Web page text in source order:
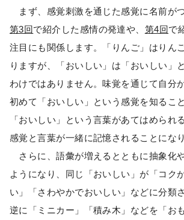
まず、感覚刺激を通じた感覚に名前が
第3回で紹介した感情の発達や、 第4回で
注目にも関係します。「りんご」はりん
りますが、「おいしい」は「おいしい」
わけではありません。味覚を通じて自分
初めて「おいしい」という感覚を知るこ
「おいしい」という言葉があてはめられ
感覚と言葉が一緒に記憶されることになり
さらに、語彙が増えるとともに抽象化
ようになり、同じ「おいしい」が「コク
い」「さわやかでおいしい」などに分類
逆に「ミニカー」「積み木」などを「お